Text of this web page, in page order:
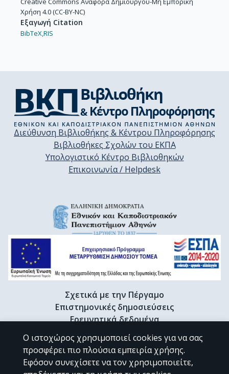
Χρήση 4.0 (CC-BY-NC)
Εξαγωγή Citation
BibTeX,RIS
Διεύθυνση Βιβλιοθήκης & Κέντρου Πληροφόρησης
Βιβλιοθήκες Σχολών του ΕΚΠΑ
Υπολογιστικό Κέντρο Βιβλιοθηκών
Επικοινωνία / Helpdesk
Σχετικά με την Πέργαμο
Επιστημονικές δημοσιεύσεις
Ερευνητικά δεδομένα
Διδακτορικές διατριβές & Γκρίζα βιβλιογραφία
Προφίλ Ερευνητή
Ο ιστοχώρος χρησιμοποιεί cookies για να σας
προσφέρει πιο πλούσια εμπειρία χρήσης.
Εφόσον συνεχίσετε να τον χρησιμοποιείτε,